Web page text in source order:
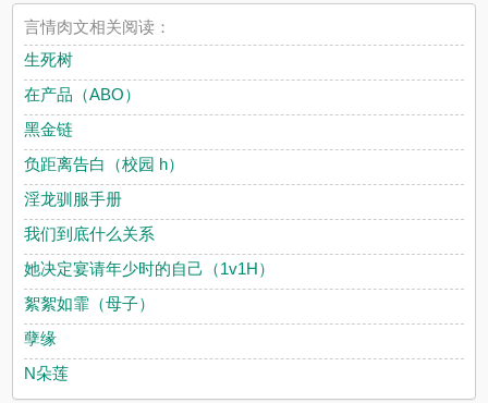
言情肉文相关阅读：
生死树
在产品（ABO）
黑金链
负距离告白（校园 h）
淫龙驯服手册
我们到底什么关系
她决定宴请年少时的自己（1v1H）
絮絮如霏（母子）
孽缘
N朵莲